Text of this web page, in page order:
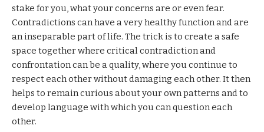
stake for you, what your concerns are or even fear.
Contradictions can have a very healthy function and are
an inseparable part of life. The trick is to create a safe
space together where critical contradiction and
confrontation can be a quality, where you continue to
respect each other without damaging each other. It then
helps to remain curious about your own patterns and to
develop language with which you can question each
other.